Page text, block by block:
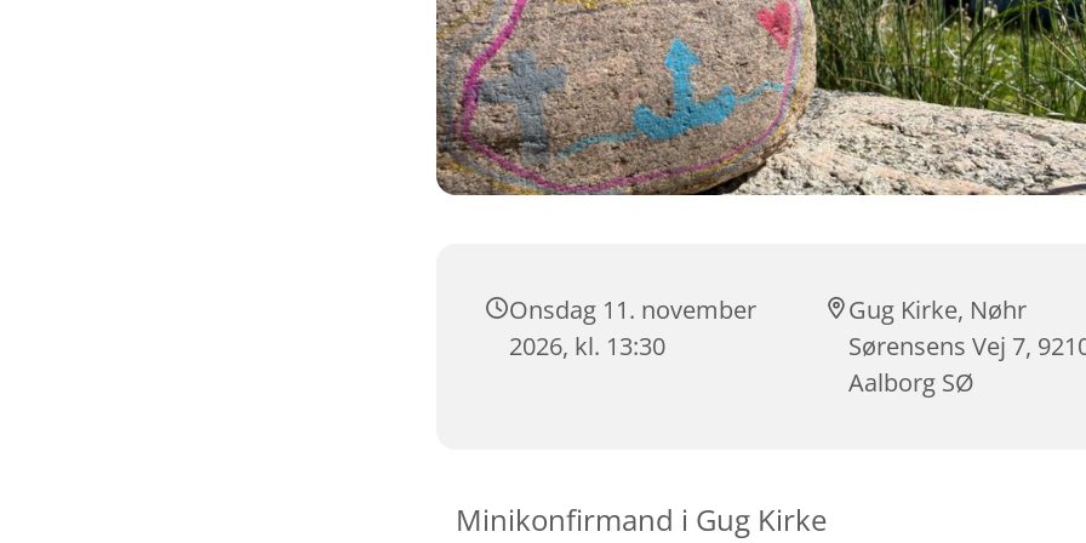
Onsdag 11. november
2026, kl. 13:30
Gug Kirke, Nøhr
Sørensens Vej 7,
Aalborg SØ
Minikonfirmand i Gug Kirke